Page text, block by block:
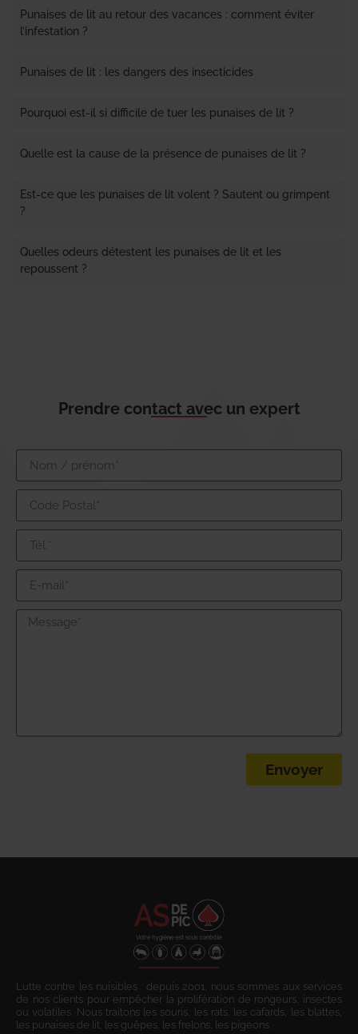
Punaises de lit au retour des vacances : comment éviter
l’infestation ?
Punaises de lit : les dangers des insecticides
Pourquoi est-il si difficile de tuer les punaises de lit ?
Quelle est la cause de la présence de punaises de lit ?
Est-ce que les punaises de lit volent ? Sautent ou grimpent
?
Quelles odeurs détestent les punaises de lit et les
repoussent ?
Prendre contact avec un expert
Envoyer
Lutte contre les nuisibles : depuis 2001, nous sommes aux services
de nos clients pour empêcher la prolifération de rongeurs, insectes
ou volatiles. Nous traitons les souris, les rats, les cafards, les blattes,
les punaises de lit, les guêpes, les frelons, les pigeons.